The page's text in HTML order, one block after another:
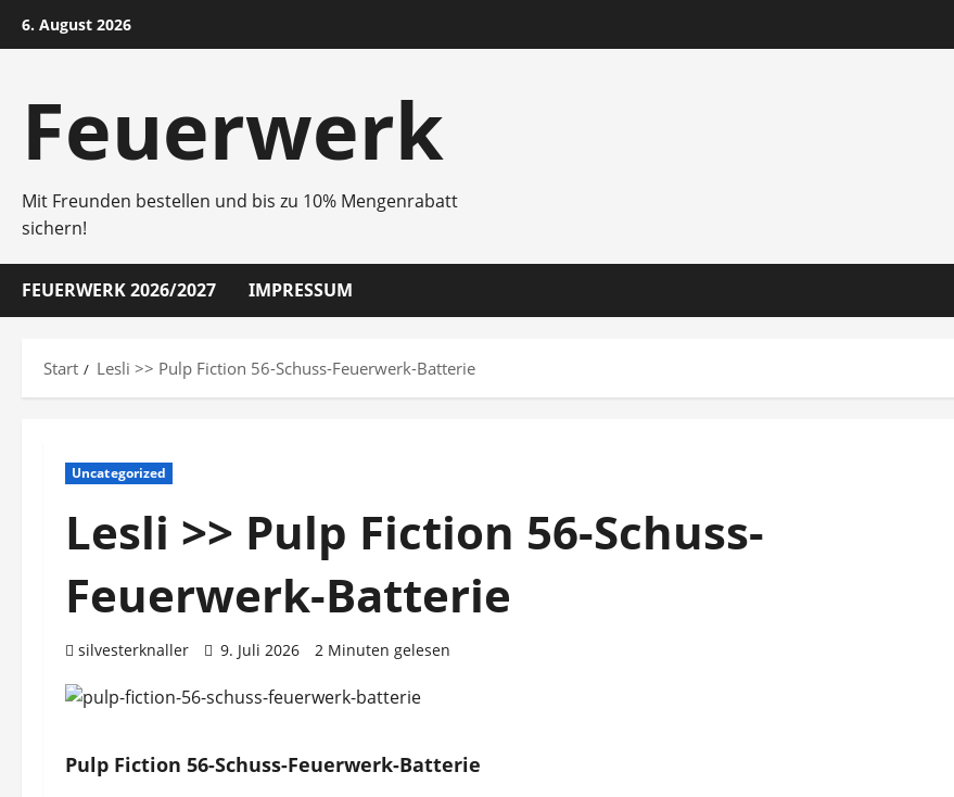
6. August 2026
Feuerwerk
Mit Freunden bestellen und bis zu 10% Mengenrabatt
sichern!
FEUERWERK 2026/2027 IMPRESSUM
Start Lesli >> Pulp Fiction 56-Schuss-Feuerwerk-Batterie
Uncategorized
Lesli >> Pulp Fiction 56-Schuss-
Feuerwerk-Batterie
silvesterknaller 9. Juli 2026 2 Minuten gelesen
Pulp Fiction 56-Schuss-Feuerwerk-Batterie